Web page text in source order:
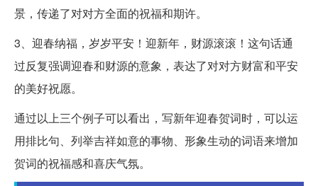
景，传递了对对方全面的祝福和期许。
3、迎春纳福，岁岁平安！迎新年，财源滚滚！这句话通
过反复强调迎春和财源的意象，表达了对对方财富和平安
的美好祝愿。
通过以上三个例子可以看出，写新年迎春贺词时，可以运
用排比句、列举吉祥如意的事物、形象生动的词语来增加
贺词的祝福感和喜庆气氛。